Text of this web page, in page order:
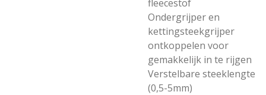
fleecestof
Ondergrijper en
kettingsteekgrijper
ontkoppelen voor
gemakkelijk in te rijgen
Verstelbare steeklengte
(0,5-5mm)